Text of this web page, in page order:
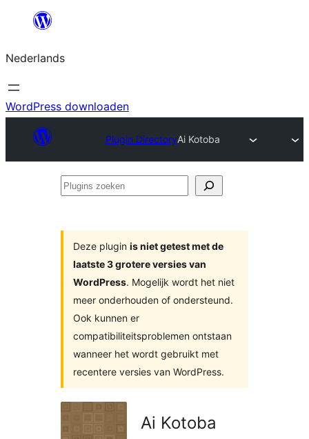
de
inhoud
Nederlands
WordPress downloaden
Plugin DirectoryAi Kotoba
Plugins
Deze plugin is niet getest met de
laatste 3 grotere versies van
WordPress. Mogelijk wordt het niet
meer onderhouden of ondersteund.
Ook kunnen er
compatibiliteitsproblemen ontstaan
wanneer het wordt gebruikt met
recentere versies van WordPress.
Ai Kotoba